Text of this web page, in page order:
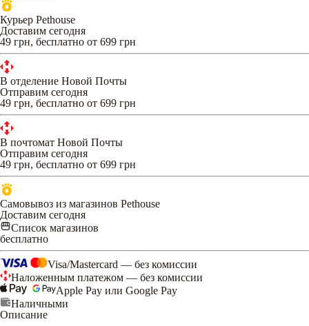
Курьер Pethouse
Доставим сегодня
49 грн, бесплатно от 699 грн
В отделение Новой Почты
Отправим сегодня
49 грн, бесплатно от 699 грн
В почтомат Новой Почты
Отправим сегодня
49 грн, бесплатно от 699 грн
Самовывоз из магазинов Pethouse
Доставим сегодня
Список магазинов
бесплатно
Visa/Mastercard — без комиссии
Наложенным платежом — без комиссии
Apple Pay или Google Pay
Наличными
Описание